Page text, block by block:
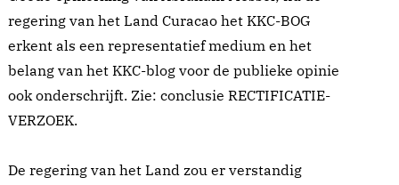
regering van het Land Curacao het KKC-BOG
erkent als een representatief medium en het
belang van het KKC-blog voor de publieke opinie
ook onderschrijft. Zie: conclusie RECTIFICATIE-
VERZOEK.
De regering van het Land zou er verstandig